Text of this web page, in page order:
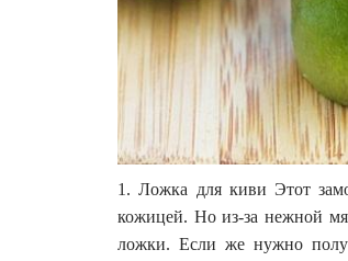
1. Ложка для киви Этот
кожицей. Но из-за нежной
ложки. Если же нужно